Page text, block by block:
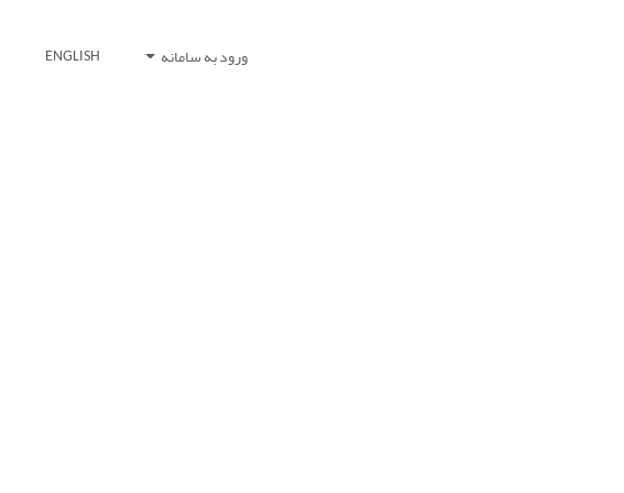
ورود به سامانه ENGLISH